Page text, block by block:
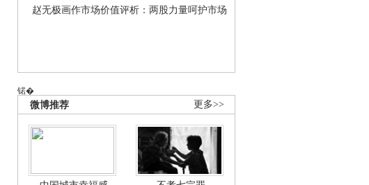
赵无极画作市场价值评析：两股力量呵护市场
锘�
更多>>
微博推荐